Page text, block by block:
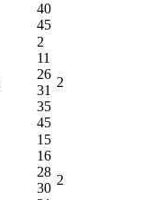
40
45
2
11
26
31
35
45
2
15
16
28
30
2